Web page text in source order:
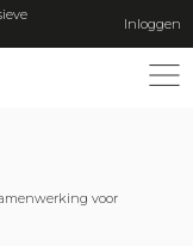
Inloggen
voor